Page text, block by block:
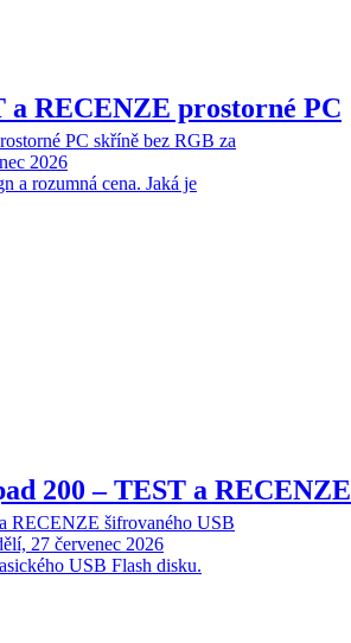
a RECENZE prostorné PC
PC skříně bez RGB za
2026
a rozumná cena. Jaká je
200 – TEST a RECENZE
RECENZE šifrovaného USB
27 červenec 2026
USB Flash disku.